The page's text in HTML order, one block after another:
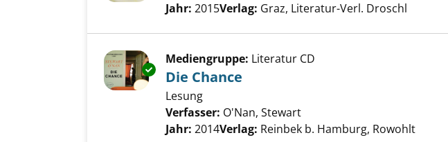
Jahr: 2015Verlag: Graz, Literatur-Verl. Droschl
Exemplar-Details von Die Chance anzeigen
Mediengruppe: Literatur CD
Die Chance
Lesung
Verfasser: O'Nan, Stewart
Jahr: 2014Verlag: Reinbek b. Hamburg, Rowohlt